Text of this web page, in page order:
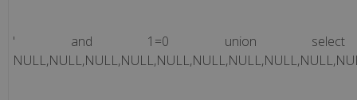
thermal
throttling...
' and 1=0 union select